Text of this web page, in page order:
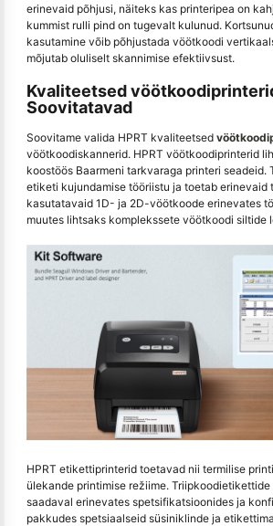
erinevaid põhjusi, näiteks kas printeripea on
kummist rulli pind on tugevalt kulunud.
kasutamine võib põhjustada vöötkoodi
mõjutab oluliselt skannimise efektiivsust.
Kvaliteetsed
Soovitatavad
Soovitame valida HPRT kvaliteetsed
vöötkoodiskannerid. HPRT vöötkoodiprinterid
koostöös Baarmeni tarkvaraga printeri seadeid.
etiketi kujundamise tööriistu ja toetab erinevaid
kasutatavaid 1D- ja 2D-vöötkoode erinevates
muutes lihtsaks komplekssete vöötkoodi siltide
HPRT etikettiprinterid toetavad nii termilise
ülekande printimise režiime.
saadaval erinevates spetsifikatsioonides ja
pakkudes spetsiaalseid süsiniklinde ja